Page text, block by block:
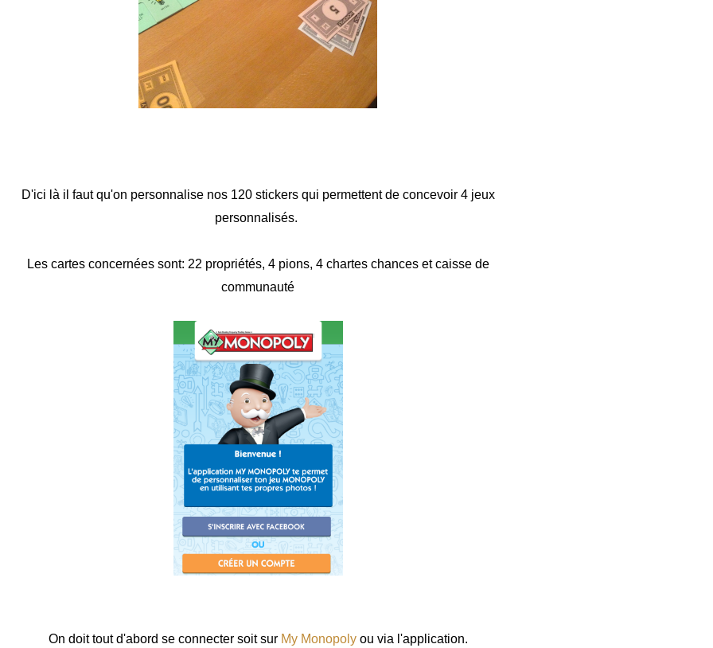
D'ici là il faut qu'on personnalise nos 120 stickers qui permettent de concevoir 4 jeux
personnalisés.
Les cartes concernées sont: 22 propriétés, 4 pions, 4 chartes chances et caisse de
communauté
On doit tout d'abord se connecter soit sur My Monopolyou via l'application.